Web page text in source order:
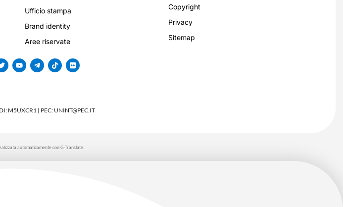
Ufficio stampa
Brand identity
Aree riservate
Copyright
Privacy
Sitemap
M5UXCR1 | PEC: UNINT@PEC.IT
automaticamente con G-Translate.